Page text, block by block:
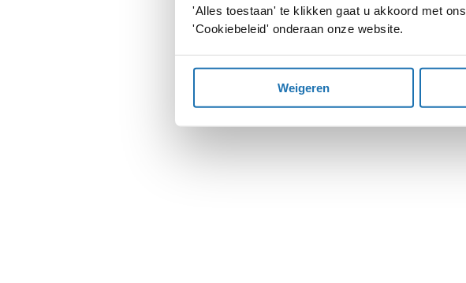
'Alles toestaan' te klikken gaat u akkoord met ons
'Cookiebeleid' onderaan onze website.
Weigeren